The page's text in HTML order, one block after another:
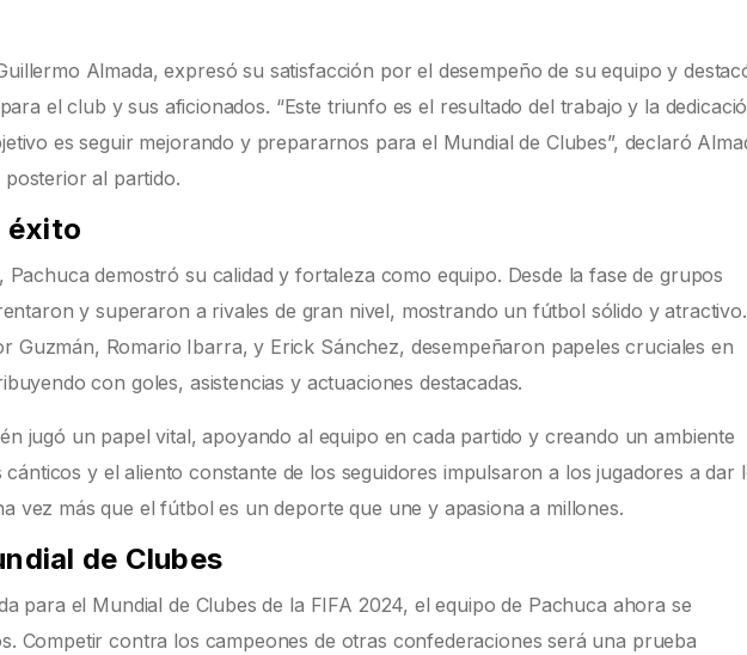
Almada, expresó su satisfacción por el desempeño de su equipo y
el club y sus aficionados. “Este triunfo es el resultado del trabajo y la
es seguir mejorando y prepararnos para el Mundial de Clubes”, declaró
al partido.
éxito
demostró su calidad y fortaleza como equipo. Desde la fase de grupos
y superaron a rivales de gran nivel, mostrando un fútbol sólido y atractivo.
Guzmán, Romario Ibarra, y Erick Sánchez, desempeñaron papeles cruciales en
con goles, asistencias y actuaciones destacadas.
jugó un papel vital, apoyando al equipo en cada partido y creando un ambiente
cánticos y el aliento constante de los seguidores impulsaron a los jugadores a dar
vez más que el fútbol es un deporte que une y apasiona a millones.
de Clubes
para el Mundial de Clubes de la FIFA 2024, el equipo de Pachuca ahora se
Competir contra los campeones de otras confederaciones será una prueba